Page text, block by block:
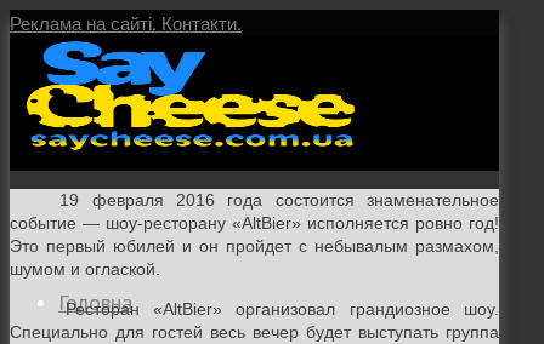
Реклама на сайті. Контакти.
Головна
19 февраля 2016 года состоится знаменательное
событие — шоу-ресторану «AltBier» исполняется ровно год!
Это первый юбилей и он пройдет с небывалым размахом,
шумом и оглаской.
Ресторан «AltBier»организовал грандиозное шоу.
Специально для гостей весь вечер будет выступать группа